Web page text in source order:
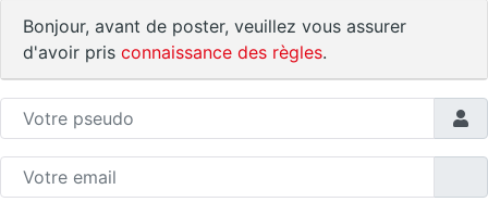
Bonjour, avant de poster, veuillez vous assurer
d'avoir pris connaissance des règles.